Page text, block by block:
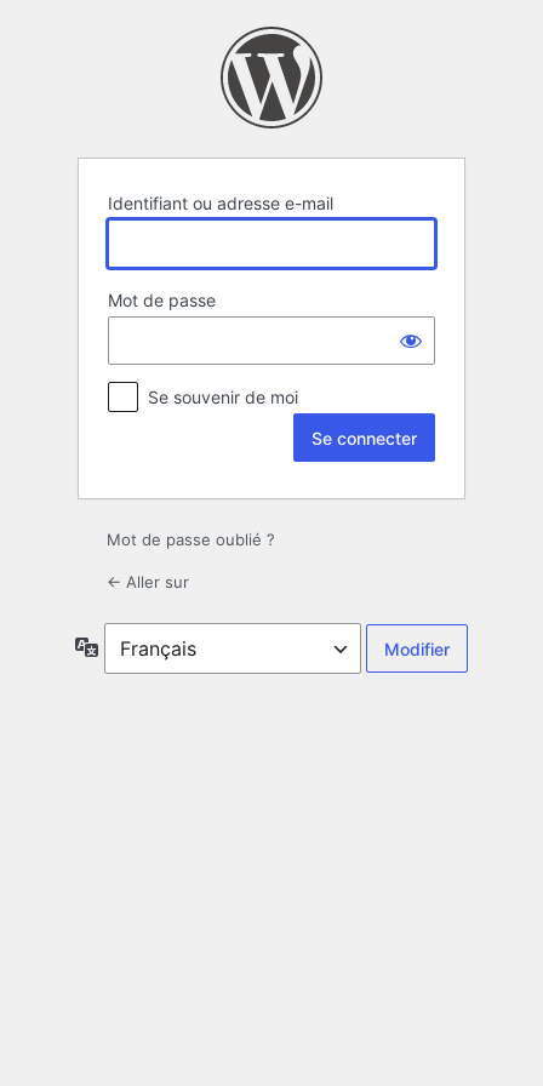
Identifiant ou adresse e-mail
Mot de passe
Se souvenir de moi
Mot de passe oublié ?
← Aller sur
Langue